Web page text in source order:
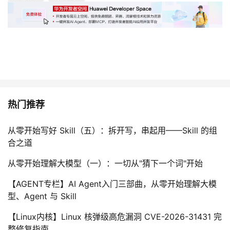
热门推荐
从零开始写好 Skill（五）：拆开写，串起用——Skill 的组
合之道
从零开始理解大模型（一）：一切从"猜下一个词"开始
【AGENT专栏】AI Agent入门三部曲，从零开始理解大模
型、Agent 与 Skill
【Linux内核】Linux 核弹级高危漏洞 CVE-2026-31431 完